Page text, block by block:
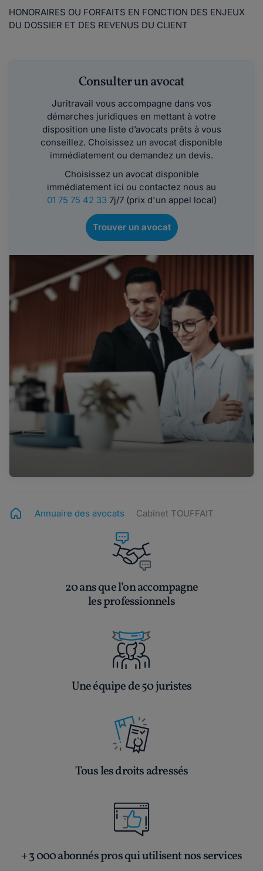
HONORAIRES OU FORFAITS EN FONCTION DES ENJEUX
DU DOSSIER ET DES REVENUS DU CLIENT
Consulter un avocat
Juritravail vous accompagne dans vos
démarches juridiques en mettant à votre
disposition une liste d’avocats prêts à vous
conseillez. Choisissez un avocat disponible
immédiatement ou demandez un devis.
Choisissez un avocat disponible
immédiatement ici ou contactez nous au
01 75 75 42 337j/7 (prix d'un appel local)
Trouver un avocat
Annuaire des avocats Cabinet TOUFFAIT
20 ans que l’on accompagne
les professionnels
Une équipe de 50 juristes
Tous les droits adressés
+ 3 000 abonnés pros qui utilisent nos services